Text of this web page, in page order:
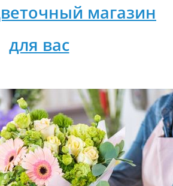
магазин
для вас